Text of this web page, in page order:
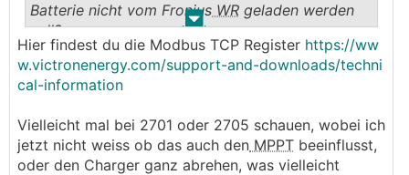
. .
Batterie nicht vom Fronius WR geladen werden
soll?
Wenn die Prognose sehr gut ist würde ich das
gerne ausschalten, da soll nur DC geladen
werden
Hier findest du die Modbus TCP Register https://ww
w.victronenergy.com/support-and-downloads/techni
cal-information
Vielleicht mal bei 2701 oder 2705 schauen, wobei ich
jetzt nicht weiss ob das auch den MPPT beeinflusst,
oder den Charger ganz abrehen, was vielleicht